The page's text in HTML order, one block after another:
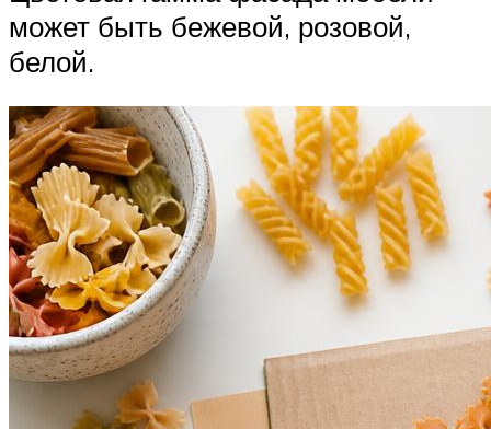
может быть бежевой, розовой,
белой.